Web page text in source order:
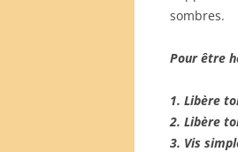
sombres.
Pour être
1. Libère
2. Libère
3. Vis